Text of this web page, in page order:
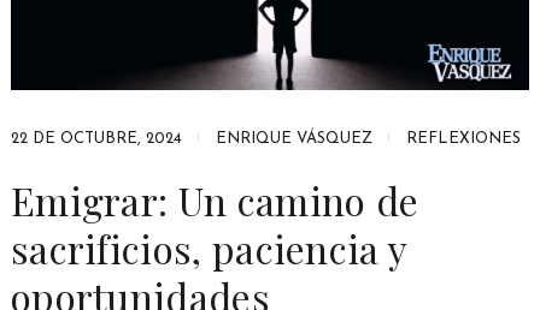
22 DE OCTUBRE, 2024 ENRIQUE VÁSQUEZ REFLEXIONES
Emigrar: Un camino de
sacrificios, paciencia y
oportunidades